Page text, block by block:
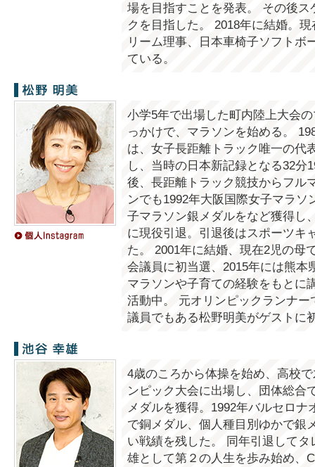
場を目指すことを発表。 その後
クを目指した。 2018年に結婚。
リーム理事、日本車椅子ソフトボ
ている。
松野明美
小学5年で出場した町内陸上大会
っかけで、マラソンを始める。
は、女子長距離トラック唯一の代
し、当時の日本新記録となる32分
後、長距離トラック競技からフル
ンでも1992年大阪国際女子マラ
子マラソン銀メダルをなど獲得し
に現役引退。引退後はスポーツキ
た。 2001年に結婚、現在2児の母
会議員に初当選、2015年には熊
マラソンや子育ての経験をもとに
活動中。 元オリンピックランナ
議員でもある松野明美がゲストに
池谷幸雄
4歳のころから体操を始め、高校
ンピック大会に出場し、団体総合
メダルを獲得。1992年バルセロ
で銅メダル、個人種目別ゆかで銀
い戦績を残した。 同年引退して
雄として第２の人生を歩み始め、